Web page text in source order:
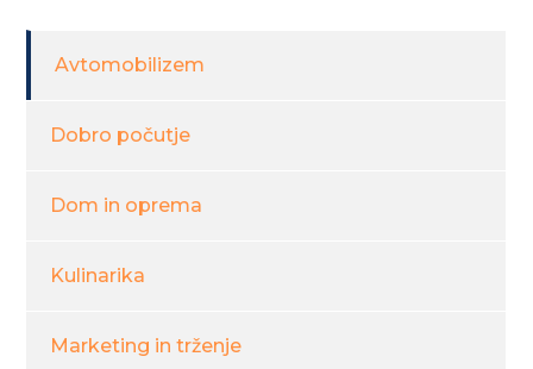
Avtomobilizem
Dobro počutje
Dom in oprema
Kulinarika
Marketing in trženje